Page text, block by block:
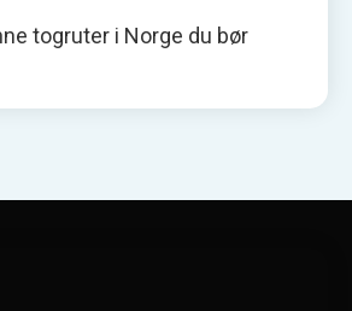
togruter i Norge du bør